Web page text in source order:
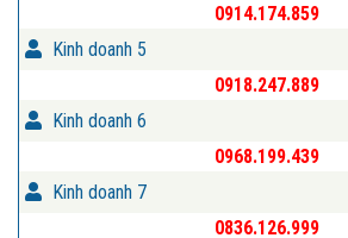
0914.174.859
Kinh doanh 5
0918.247.889
Kinh doanh 6
0968.199.439
Kinh doanh 7
0836.126.999